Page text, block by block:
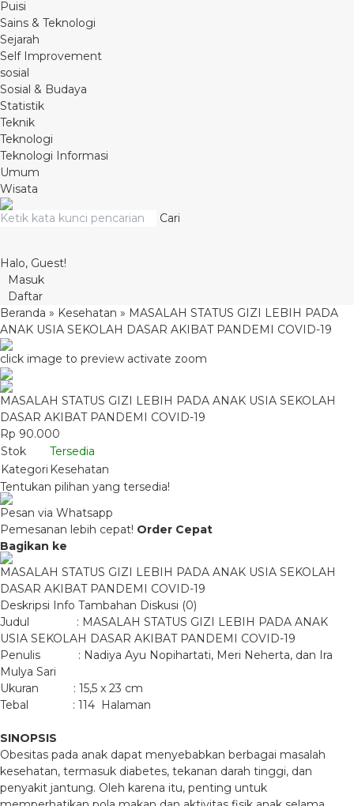
Puisi
Sains & Teknologi
Sejarah
Self Improvement
sosial
Sosial & Budaya
Statistik
Teknik
Teknologi
Teknologi Informasi
Umum
Wisata
Cari
Halo, Guest!
Masuk
Daftar
Beranda » Kesehatan » MASALAH STATUS GIZI LEBIH PADA
ANAK USIA SEKOLAH DASAR AKIBAT PANDEMI COVID-19
click image to preview activate zoom
MASALAH STATUS GIZI LEBIH PADA ANAK USIA SEKOLAH
DASAR AKIBAT PANDEMI COVID-19
Rp 90.000
Stok
Tersedia
Kategori Kesehatan
Tentukan pilihan yang tersedia!
Pesan via Whatsapp
Pemesanan lebih cepat! Order Cepat
Bagikan ke
MASALAH STATUS GIZI LEBIH PADA ANAK USIA SEKOLAH
DASAR AKIBAT PANDEMI COVID-19
Deskripsi Info Tambahan Diskusi (0)
Judul : MASALAH STATUS GIZI LEBIH PADA ANAK
USIA SEKOLAH DASAR AKIBAT PANDEMI COVID-19
Penulis : Nadiya Ayu Nopihartati, Meri Neherta, dan Ira
Mulya Sari
Ukuran : 15,5 x 23 cm
Tebal : 114 Halaman
SINOPSIS
Obesitas pada anak dapat menyebabkan berbagai masalah
kesehatan, termasuk diabetes, tekanan darah tinggi, dan
penyakit jantung. Oleh karena itu, penting untuk